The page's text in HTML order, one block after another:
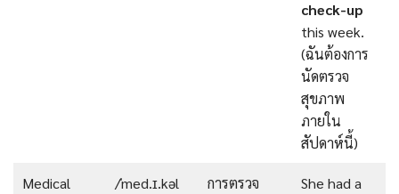
check-up
this week.
(ฉันต้องการ
นัดตรวจ
สุขภาพ
ภายใน
สัปดาห์นี้)
Medical
/ˈmed.ɪ.kəl
การตรวจ
She had a